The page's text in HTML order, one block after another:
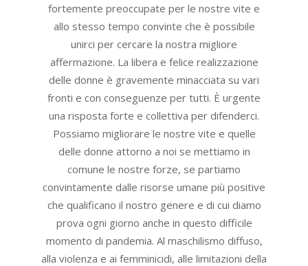
fortemente preoccupate per le nostre vite e
allo stesso tempo convinte che è possibile
unirci per cercare la nostra migliore
affermazione. La libera e felice realizzazione
delle donne è gravemente minacciata su vari
fronti e con conseguenze per tutti. È urgente
una risposta forte e collettiva per difenderci.
Possiamo migliorare le nostre vite e quelle
delle donne attorno a noi se mettiamo in
comune le nostre forze, se partiamo
convintamente dalle risorse umane più positive
che qualificano il nostro genere e di cui diamo
prova ogni giorno anche in questo difficile
momento di pandemia. Al maschilismo diffuso,
alla violenza e ai femminicidi, alle limitazioni della